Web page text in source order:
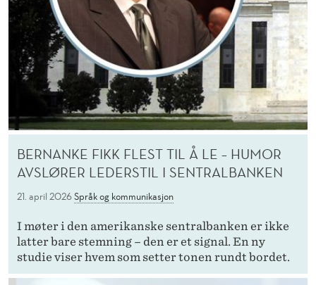
BERNANKE FIKK FLEST TIL Å LE – HUMOR
AVSLØRER LEDERSTIL I SENTRALBANKEN
21. april 2026Språk og kommunikasjon
I møter i den amerikanske sentralbanken er ikke
latter bare stemning – den er et signal. En ny
studie viser hvem som setter tonen rundt bordet.